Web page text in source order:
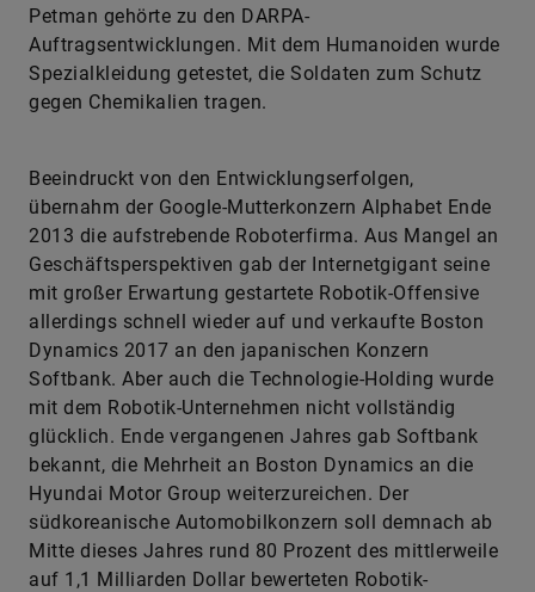
Petman gehörte zu den DARPA-
Auftragsentwicklungen. Mit dem Humanoiden wurde
Spezialkleidung getestet, die Soldaten zum Schutz
gegen Chemikalien tragen.
Beeindruckt von den Entwicklungserfolgen,
übernahm der Google-Mutterkonzern Alphabet Ende
2013 die aufstrebende Roboterfirma. Aus Mangel an
Geschäftsperspektiven gab der Internetgigant seine
mit großer Erwartung gestartete Robotik-Offensive
allerdings schnell wieder auf und verkaufte Boston
Dynamics 2017 an den japanischen Konzern
Softbank. Aber auch die Technologie-Holding wurde
mit dem Robotik-Unternehmen nicht vollständig
glücklich. Ende vergangenen Jahres gab Softbank
bekannt, die Mehrheit an Boston Dynamics an die
Hyundai Motor Group weiterzureichen. Der
südkoreanische Automobilkonzern soll demnach ab
Mitte dieses Jahres rund 80 Prozent des mittlerweile
auf 1,1 Milliarden Dollar bewerteten Robotik-